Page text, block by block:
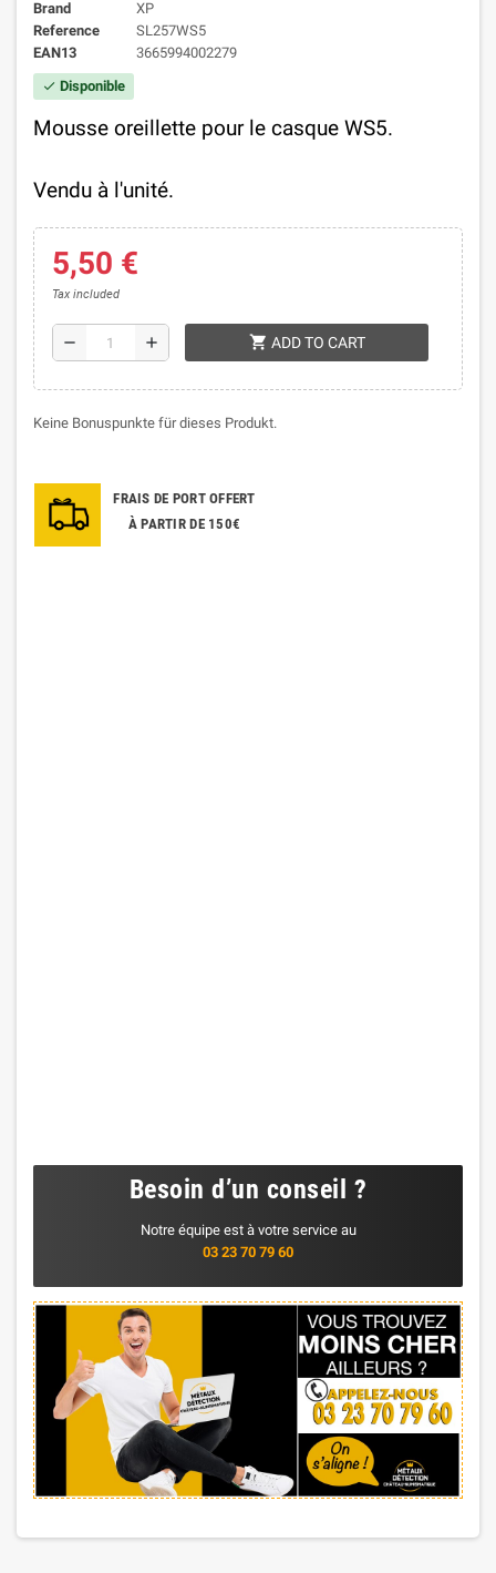
Brand
XP
Reference
SL257WS5
EAN13
3665994002279
check Disponible
Mousse oreillette pour le casque WS5.
Vendu à l'unité.
5,50 €
Tax included
remove add shopping_cart ADD TO CART
Keine Bonuspunkte für dieses Produkt.
FRAIS DE PORT OFFERT
À PARTIR DE 150€
Besoin d’un conseil ?
Notre équipe est à votre service au
03 23 70 79 60